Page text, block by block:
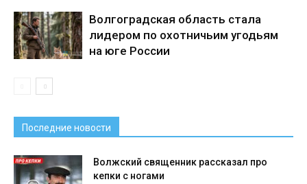
Волгоградская область стала
лидером по охотничьим угодьям
на юге России
Последние новости
Волжский священник рассказал про
кепки с ногами